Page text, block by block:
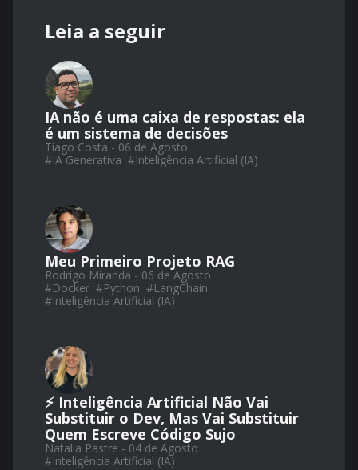
Leia a seguir
IA não é uma caixa de respostas: ela
é um sistema de decisões
Tiago Costa - 06 de Agosto
#IA Generativa #Inteligência Artificial (IA)
Meu Primeiro Projeto RAG
Rodrigo Miranda - 06 de Agosto
#Docker #Python #LangChain
#Inteligência Artificial (IA)
⚡ Inteligência Artificial Não Vai
Substituir o Dev, Mas Vai Substituir
Quem Escreve Código Sujo
Natalia Pastre - 04 de Agosto
#Inteligência Artificial (IA)